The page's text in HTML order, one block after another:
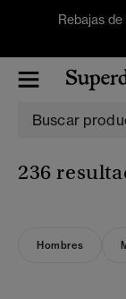
Rebajas
236
Hombres